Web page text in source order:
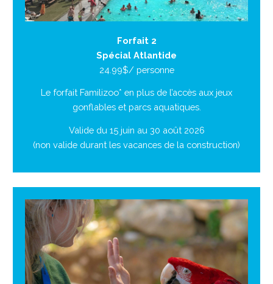
Forfait 2
Spécial Atlantide
24.99$/ personne
Le forfait Familizoo* en plus de l’accès aux jeux
gonflables et parcs aquatiques.
Valide du 15 juin au 30 août 2026
(non valide durant les vacances de la construction)